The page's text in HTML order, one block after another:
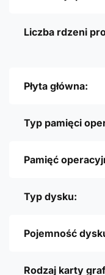
Liczba rdzeni
Płyta główna:
Typ pamięci
Pamięć
Typ dysku:
Pojemność
Rodzaj karty